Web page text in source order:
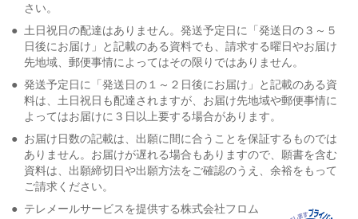
さい。
● 土日祝日の配達はありません。発送予定日に「発送日の３～５
日後にお届け」と記載のある資料でも、請求する曜日やお届け
先地域、郵便事情によってはその限りではありません。
● 発送予定日に「発送日の１～２日後にお届け」と記載のある資
料は、土日祝日も配達されますが、お届け先地域や郵便事情に
よってはお届けに３日以上要する場合があります。
● お届け日数の記載は、出願に間に合うことを保証するものでは
ありません。お届けが遅れる場合もありますので、願書を含む
資料は、出願締切日や出願方法をご確認のうえ、余裕をもって
ご請求ください。
● テレメールサービスを提供する株式会社フロム